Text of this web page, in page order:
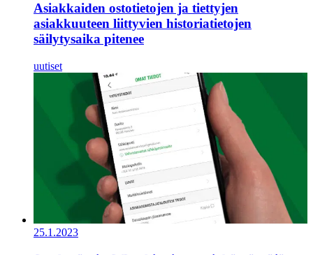
Asiakkaiden ostotietojen ja tiettyjen
asiakkuuteen liittyvien historiatietojen
säilytysaika pitenee
uutiset
25.1.2023